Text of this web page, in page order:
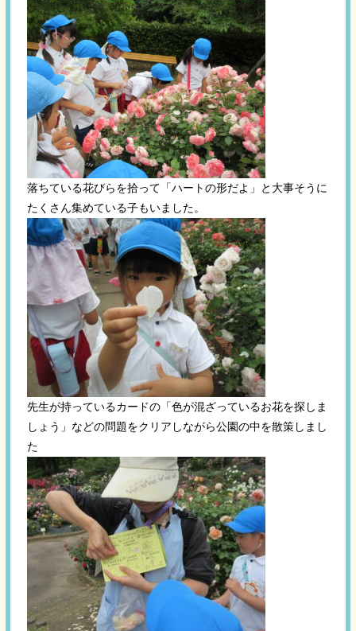
落ちている花びらを拾って「ハートの形だよ」と大事そうに
たくさん集めている子もいました。
先生が持っているカードの「色が混ざっているお花を探しま
しょう」などの問題をクリアしながら公園の中を散策しまし
た